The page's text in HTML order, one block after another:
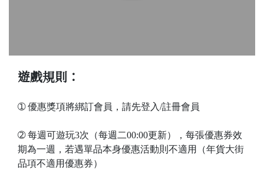
遊戲規則：
➀ 優惠獎項將綁訂會員，請先登入/註冊會員
➁ 每週可遊玩3次（每週二00:00更新），每張優惠券效
期為一週，若遇單品本身優惠活動則不適用（年貨大街
品項不適用優惠券）